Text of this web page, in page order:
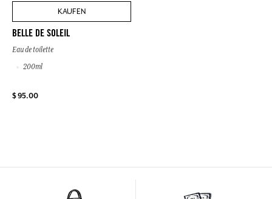
KAUFEN
BELLE DE SOLEIL
Eau de toilette
200ml
$ 95.00